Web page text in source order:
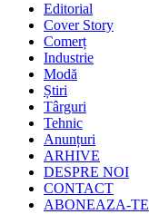
Editorial
Cover Story
Comerț
Industrie
Modă
Știri
Târguri
Tehnic
Anunțuri
ARHIVE
DESPRE NOI
CONTACT
ABONEAZA-TE